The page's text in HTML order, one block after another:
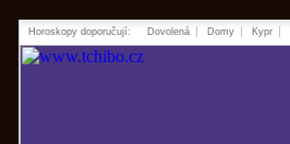
Horoskopy doporučují: Dovolená Domy Kypr